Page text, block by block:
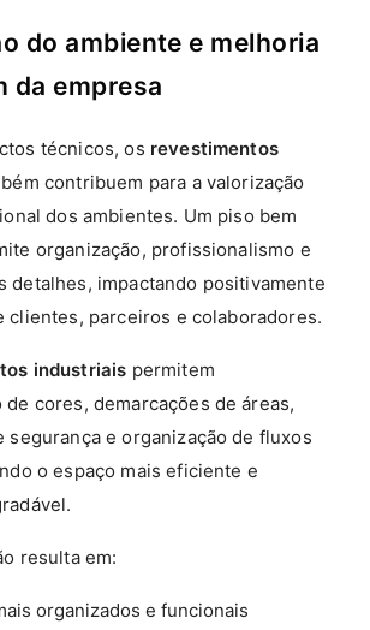
do ambiente e melhoria
da empresa
técnicos, os revestimentos
contribuem para a valorização
dos ambientes. Um piso bem
organização, profissionalismo e
detalhes, impactando positivamente
clientes, parceiros e colaboradores.
industriais permitem
de cores, demarcações de áreas,
segurança e organização de fluxos
o espaço mais eficiente e
resulta em:
organizados e funcionais